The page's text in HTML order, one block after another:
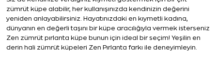
zümrüt küpe alabilir, her kullanışınızda kendinizin değerini
yeniden anlayabilirsiniz. Hayatınızdaki en kıymetli kadına,
dünyanın en değerli taşını bir küpe aracılığıyla vermek isterseniz
Zen zümrüt pırlanta küpe bunun için ideal bir seçim! Yeşilin en
derin hali zümrüt küpeleri Zen Pırlanta farkı ile deneyimleyin.